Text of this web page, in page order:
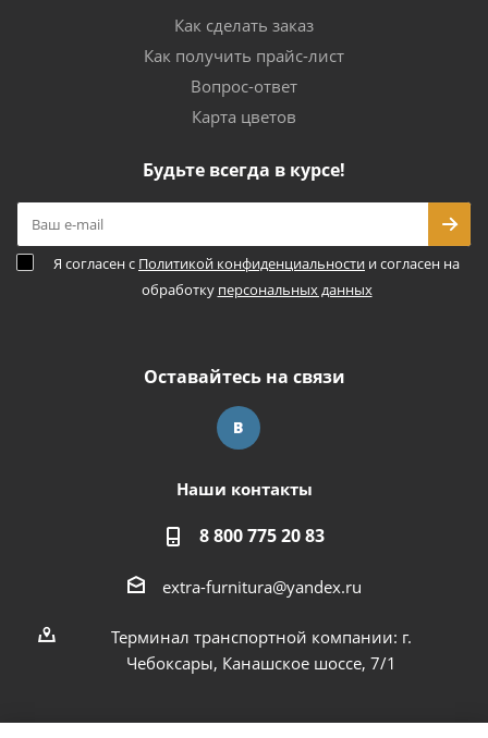
Как сделать заказ
Как получить прайс-лист
Вопрос-ответ
Карта цветов
Будьте всегда в курсе!
Я согласен с Политикой конфиденциальности и согласен на
обработку персональных данных
Оставайтесь на связи
Наши контакты
8 800 775 20 83
extra-furnitura@yandex.ru
Терминал транспортной компании: г.
Чебоксары, Канашское шоссе, 7/1